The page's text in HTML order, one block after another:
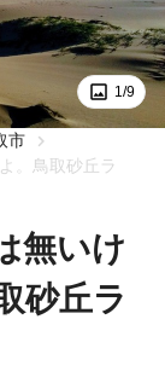
1/9
市
。鳥取砂丘ラ
無いけ
砂丘ラ